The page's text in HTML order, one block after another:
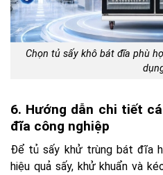
Chọn tủ sấy khô bát đĩa phù
6. Hướng dẫn chi tiết
đĩa công nghiệp
Để tủ sấy khử trùng bát đĩa
hiệu quả sấy, khử khuẩn và